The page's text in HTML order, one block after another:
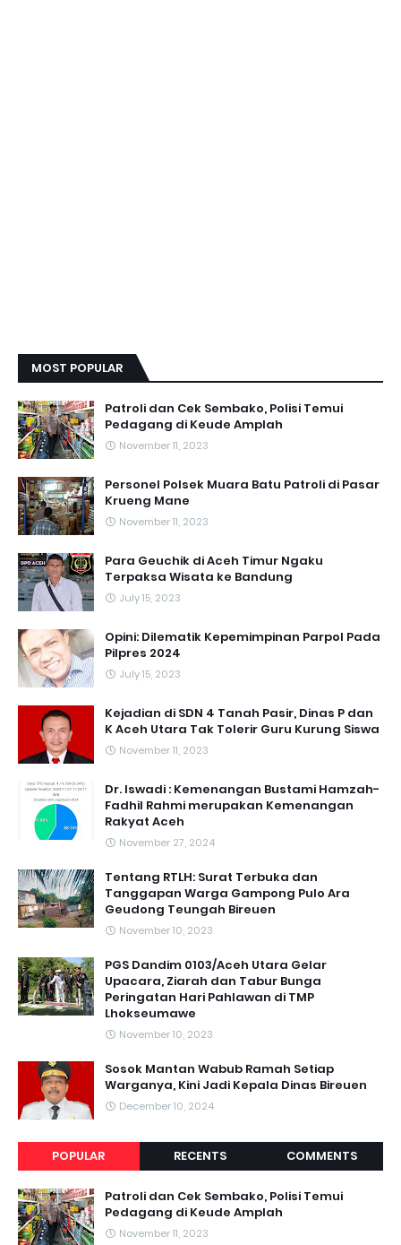
MOST POPULAR
Patroli dan Cek Sembako, Polisi Temui
Pedagang di Keude Amplah
November 11, 2023
Personel Polsek Muara Batu Patroli di Pasar
Krueng Mane
November 11, 2023
Para Geuchik di Aceh Timur Ngaku
Terpaksa Wisata ke Bandung
July 15, 2023
Opini: Dilematik Kepemimpinan Parpol Pada
Pilpres 2024
July 15, 2023
Kejadian di SDN 4 Tanah Pasir, Dinas P dan
K Aceh Utara Tak Tolerir Guru Kurung Siswa
November 11, 2023
Dr. Iswadi : Kemenangan Bustami Hamzah-
Fadhil Rahmi merupakan Kemenangan
Rakyat Aceh
November 27, 2024
Tentang RTLH: Surat Terbuka dan
Tanggapan Warga Gampong Pulo Ara
Geudong Teungah Bireuen
November 10, 2023
PGS Dandim 0103/Aceh Utara Gelar
Upacara, Ziarah dan Tabur Bunga
Peringatan Hari Pahlawan di TMP
Lhokseumawe
November 10, 2023
Sosok Mantan Wabub Ramah Setiap
Warganya, Kini Jadi Kepala Dinas Bireuen
December 10, 2024
POPULAR RECENTS COMMENTS
Patroli dan Cek Sembako, Polisi Temui
Pedagang di Keude Amplah
November 11, 2023